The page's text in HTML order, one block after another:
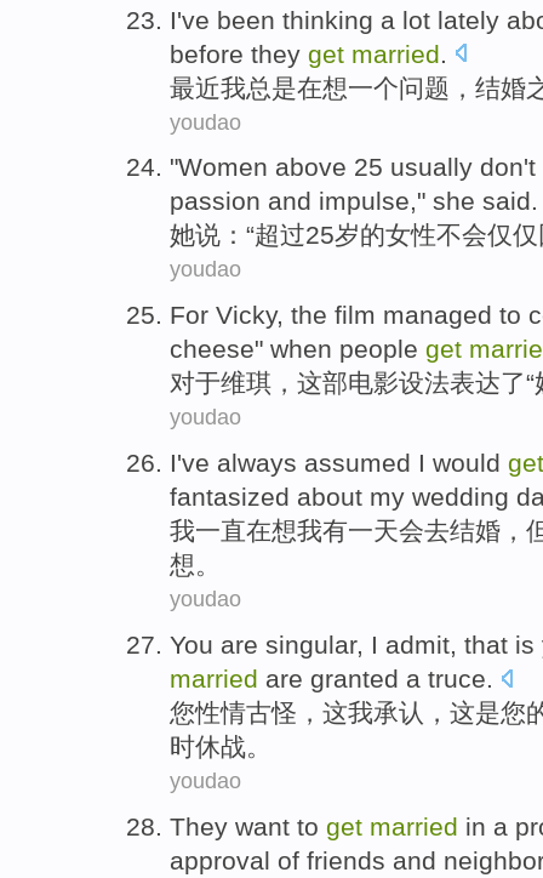
I've been thinking a lot lately
before they get married
最近我总是在想一个问题， 结婚
youdao
"Women above 25 usually don't
passion and impulse," she said.
她说：“超过25岁的女性不会仅仅
youdao
For Vicky, the film managed to
cheese" when people get
对于维琪 ， 这部电影设法表达了“
youdao
I've always assumed I would
fantasized about my wedding
我一直在想我有一天会去结婚，
想。
youdao
You are singular, I admit, that is
married are granted a truce.
您性情古怪， 这我承认 ， 这是您
时休战。
youdao
They want to get married in a
approval of friends and